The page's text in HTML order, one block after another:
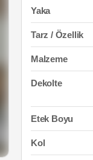
Yaka
Tarz / Özellik
Malzeme
Dekolte
Etek Boyu
Kol